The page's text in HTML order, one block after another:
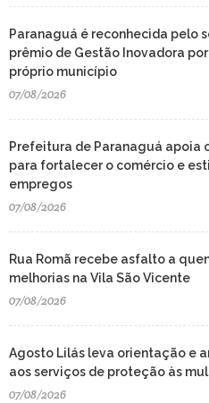
Paranaguá é reconhecida pelo
prêmio de Gestão Inovadora
próprio município
07/08/2026
Prefeitura de Paranaguá apoia
para fortalecer o comércio e
empregos
07/08/2026
Rua Romã recebe asfalto a
melhorias na Vila São Vicente
07/08/2026
Agosto Lilás leva orientação e
aos serviços de proteção às
07/08/2026